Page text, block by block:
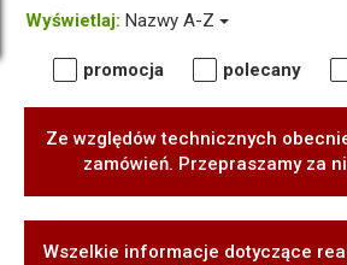
Wyświetlaj: Nazwy A-Z
promocja polecany
Ze względów technicznych
zamówień. Przepraszamy za
Wszelkie informacje dotyczące